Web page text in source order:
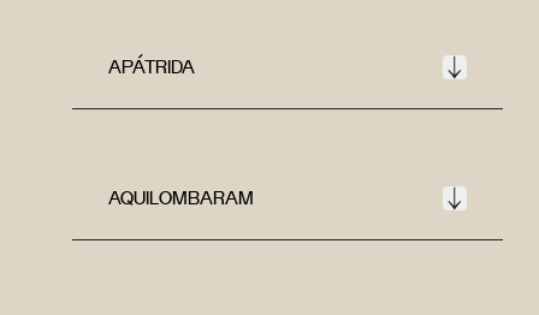
APÁTRIDA
AQUILOMBARAM